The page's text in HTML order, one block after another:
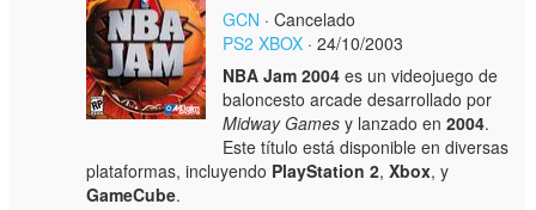
GCN · Cancelado
PS2 XBOX · 24/10/2003
NBA Jam 2004 es un videojuego de
baloncesto arcade desarrollado por
Midway Games y lanzado en2004.
Este título está disponible en diversas
plataformas, incluyendo PlayStation 2,Xbox, y
GameCube.